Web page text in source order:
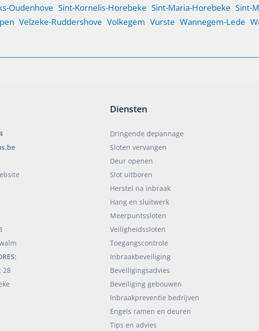
Oudenhove Sint-Kornelis-Horebeke Sint-Maria-Horebeke Sint-
Velzeke-Ruddershove Volkegem Vurste Wannegem-Lede
28
Diensten
Dringende depannage
Sloten vervangen
Deur openen
Slot uitboren
Herstel na inbraak
Hang en sluitwerk
Meerpuntssloten
Veiligheidssloten
Toegangscontrole
Inbraakbeveiliging
Beveiligingsadvies
Beveiliging gebouwen
Inbraakpreventie bedrijven
Engels ramen en deuren
Tips en advies